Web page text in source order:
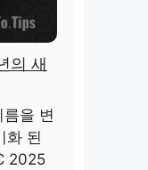
의 새
을 변
화 된
2025